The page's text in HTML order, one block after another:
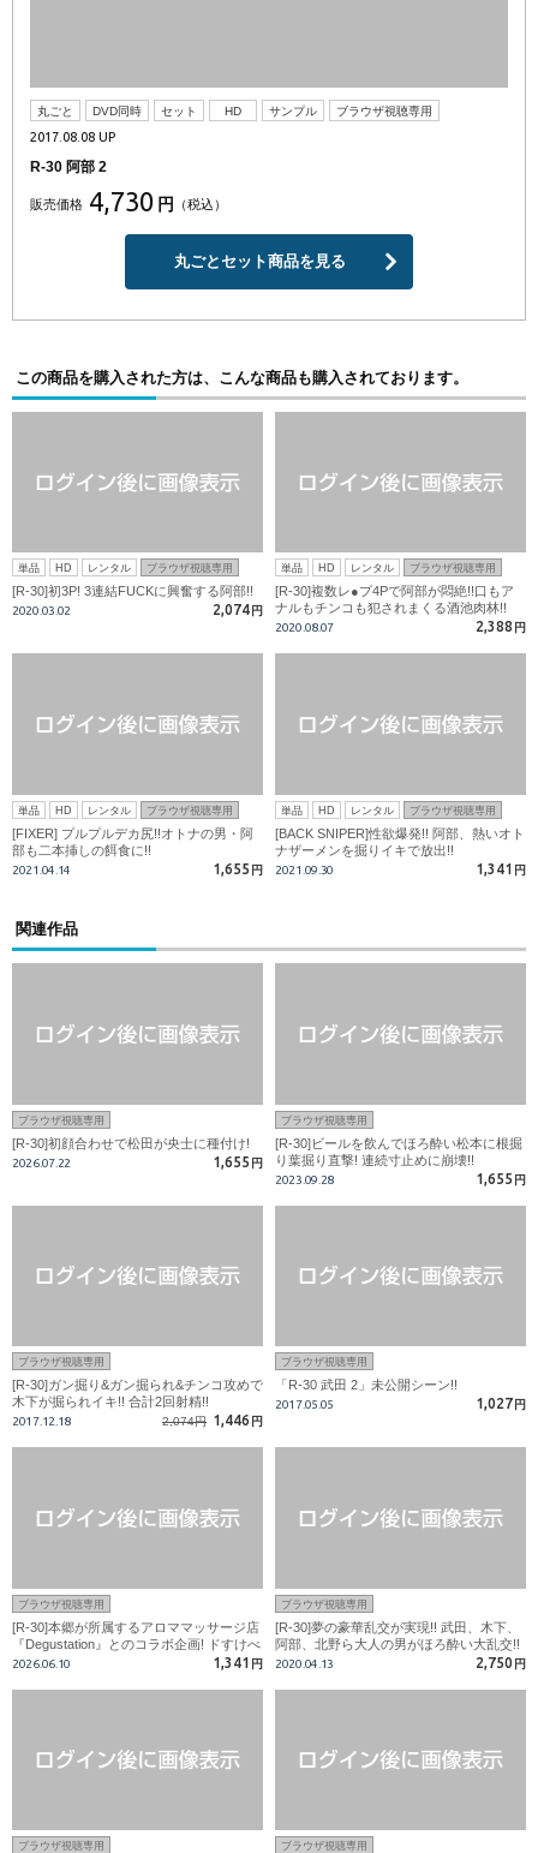
丸ごと DVD同時 セット HD サンプル ブラウザ視聴専用
2017.08.08 UP
R-30 阿部 2
販売価格 4,730 円 （税込）
丸ごとセット商品を見る
この商品を購入された方は、こんな商品も購入されております。
単品 HD レンタル ブラウザ視聴専用
[R-30]初3P! 3連結FUCKに興奮する阿部!!
2020.03.02 2,074 円
単品 HD レンタル ブラウザ視聴専用
[R-30]複数レ●プ4Pで阿部が悶絶!!口もア
ナルもチンコも犯されまくる酒池肉林!!
2020.08.07 2,388 円
単品 HD レンタル ブラウザ視聴専用
[FIXER] プルプルデカ尻!!オトナの男・阿
部も二本挿しの餌食に!!
2021.04.14 1,655 円
単品 HD レンタル ブラウザ視聴専用
[BACK SNIPER]性欲爆発!! 阿部、熱いオト
ナザーメンを掘りイキで放出!!
2021.09.30 1,341 円
関連作品
ブラウザ視聴専用
[R-30]初顔合わせで松田が央士に種付け!
2026.07.22 1,655 円
ブラウザ視聴専用
[R-30]ビールを飲んでほろ酔い松本に根掘
り葉掘り直撃! 連続寸止めに崩壊!!
2023.09.28 1,655 円
ブラウザ視聴専用
[R-30]ガン掘り&ガン掘られ&チンコ攻めで
木下が掘られイキ!! 合計2回射精!!
2017.12.18 2,074円 1,446 円
ブラウザ視聴専用
「R-30 武田 2」未公開シーン!!
2017.05.05 1,027 円
ブラウザ視聴専用
[R-30]本郷が所属するアロママッサージ店
『Degustation』とのコラボ企画! ドすけべ
ファンタジー! 口内射精も!
2026.06.10 1,341 円
ブラウザ視聴専用
[R-30]夢の豪華乱交が実現!! 武田、木下、
阿部、北野ら大人の男がほろ酔い大乱交!!
2020.04.13 2,750 円
ブラウザ視聴専用 ブラウザ視聴専用